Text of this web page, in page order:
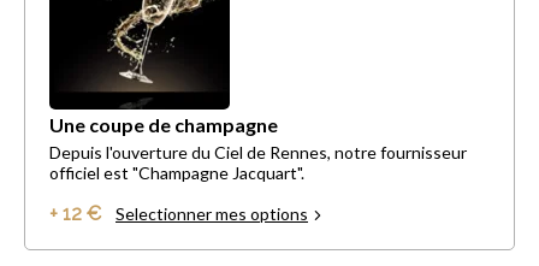
Une coupe de champagne
Depuis l'ouverture du Ciel de Rennes, notre fournisseur
officiel est "Champagne Jacquart".
+ 12 € Selectionner mes options